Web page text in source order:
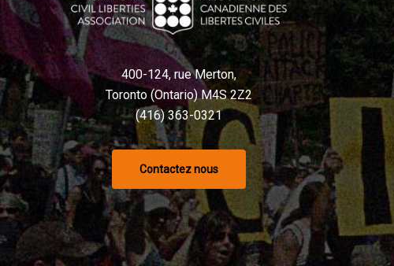
400-124, rue Merton,
Toronto (Ontario) M4S 2Z2
(416) 363-0321
Contactez nous